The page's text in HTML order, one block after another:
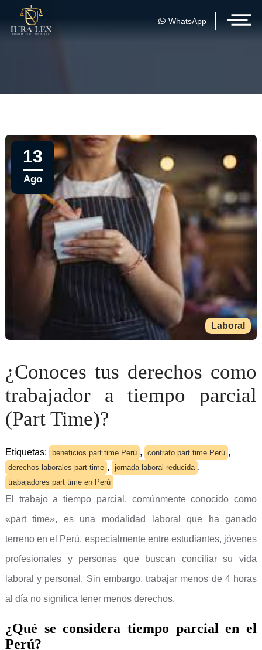
WhatsApp
Laboral
13
Ago
¿Conoces tus derechos como
trabajador a tiempo parcial
(Part Time)?
Etiquetas: beneficios part time Perú , contrato part time Perú ,
derechos laborales part time , jornada laboral reducida ,
trabajadores part time en Perú
El trabajo a tiempo parcial, comúnmente conocido como
«part time», es una modalidad laboral que ha ganado
terreno en el Perú, especialmente entre estudiantes, jóvenes
profesionales y personas que buscan conciliar su vida
laboral y personal. Sin embargo, trabajar menos de 4 horas
al día no significa tener menos derechos.
¿Qué se considera tiempo parcial en el
Perú?